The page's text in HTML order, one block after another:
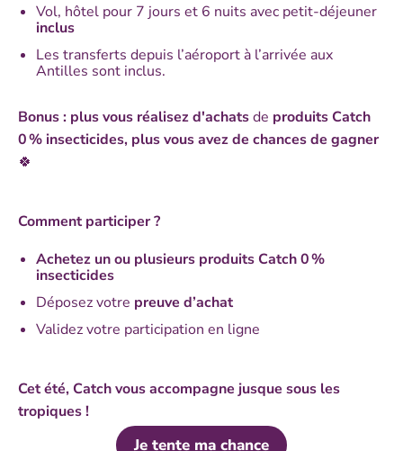
Vol, hôtel pour 7 jours et 6 nuits avec petit-déjeuner
inclus
Les transferts depuis l’aéroport à l’arrivée aux
Antilles sont inclus.
Bonus : plus vous réalisez d'achatsde produits Catch
0 % insecticides, plus vous avez de chances de gagner
🍀
Comment participer ?​
Achetez un ou plusieurs produits Catch 0 %
insecticides​
Déposez votre preuve d’achat
Validez votre participation en ligne​
Cet été, Catch vous accompagne jusque sous les
tropiques ! ​
Je tente ma chance